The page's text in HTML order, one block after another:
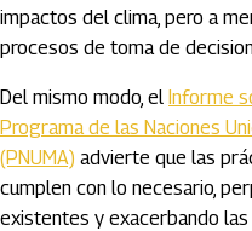
impactos del clima, pero a
procesos de toma de
Del mismo modo, el Informe
Programa de las Naciones
(PNUMA) advierte que las
cumplen con lo necesario,
existentes y exacerbando